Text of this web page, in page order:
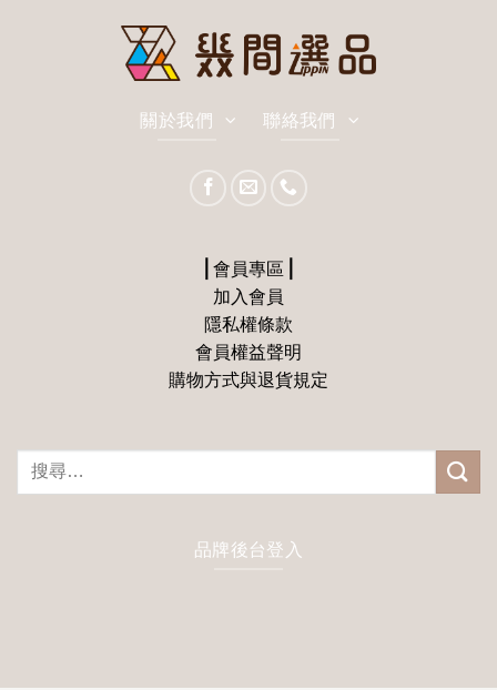
關於我們 聯絡我們
⎪會員專區⎪
加入會員
隱私權條款
會員權益聲明
購物方式與退貨規定
品牌後台登入